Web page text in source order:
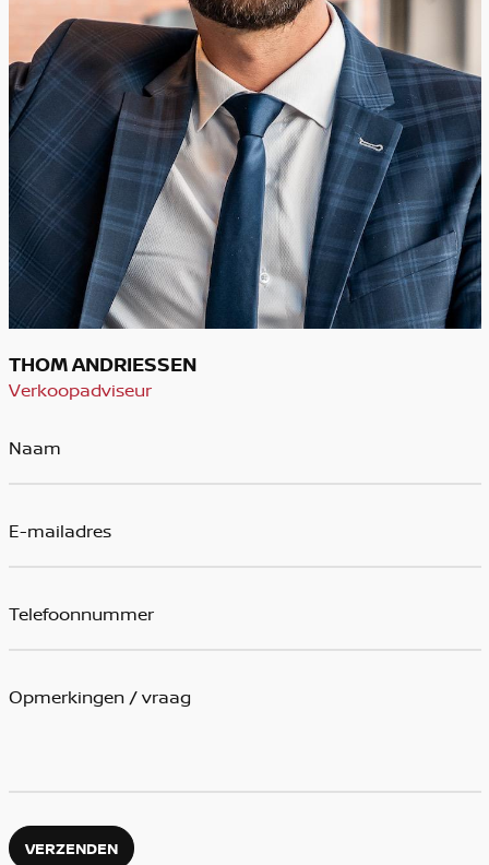
THOM ANDRIESSEN
Verkoopadviseur
VERZENDEN